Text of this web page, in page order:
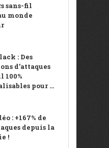
sans-fil
monde
: Des
d’attaques
100%
pour ...
: +167% de
depuis la
!